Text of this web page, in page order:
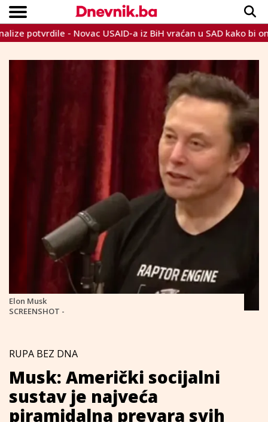
VIJESTI
SPORT
INTERVIEW
TEME
CRNA KRONIKA
LIFESTYLE
Copyright © Dnevnik.ba 2023.
- Novac USAID-a iz BiH vraćan u SAD kako bi
Elon Musk
SCREENSHOT -
RUPA BEZ DNA
Musk: Američki socijalni
sustav je najveća
piramidalna prevara svih